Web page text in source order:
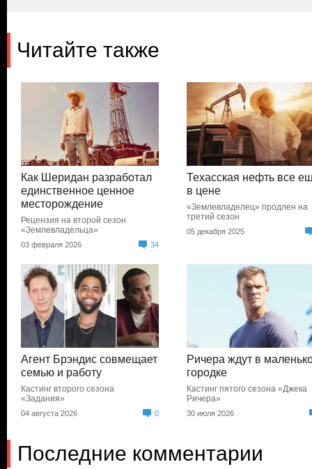
Читайте также
Как Шеридан разработал
единственное ценное
месторождение
Рецензия на второй сезон
«Землевладельца»
03 февраля 2026 34
Техасская нефть все
в цене
«Землевладелец» продлен на
третий сезон
05 декабря 2025
Агент Брэндис совмещает
семью и работу
Кастинг второго сезона
«Задания»
04 августа 2026 0
Ричера ждут в
городке
Кастинг пятого сезона «Джека
Ричера»
30 июля 2026
Последние комментарии